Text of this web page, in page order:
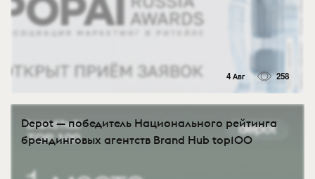
4 Авг 258
Depot — победитель Национального рейтинга
брендинговых агентств Brand Hub top100